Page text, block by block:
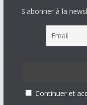
S'abonner à la
Continuer et